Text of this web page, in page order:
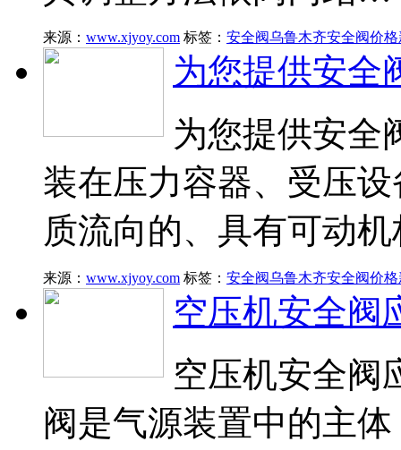
来源： www.xjyoy.com 标签： 安全阀乌鲁木齐安全阀价格
为您提供安全
为您提供安全
装在压力容器、受压
质流向的、具有可动
来源： www.xjyoy.com 标签： 安全阀乌鲁木齐安全阀价格
空压机安全阀
空压机安全阀
阀是气源装置中的主